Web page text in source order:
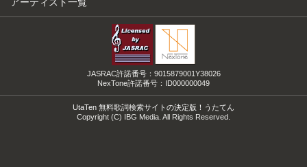
JASRAC許諾番号：9015879001Y38026
NexTone許諾番号：ID000000049
UtaTen 無料歌詞検索サイトの決定版！うたてん
Copyright (C) IBG Media. All Rights Reserved.